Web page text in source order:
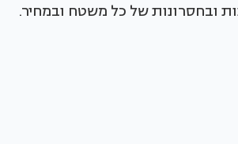
ובחסרונות של כל משטח ובמחיר.